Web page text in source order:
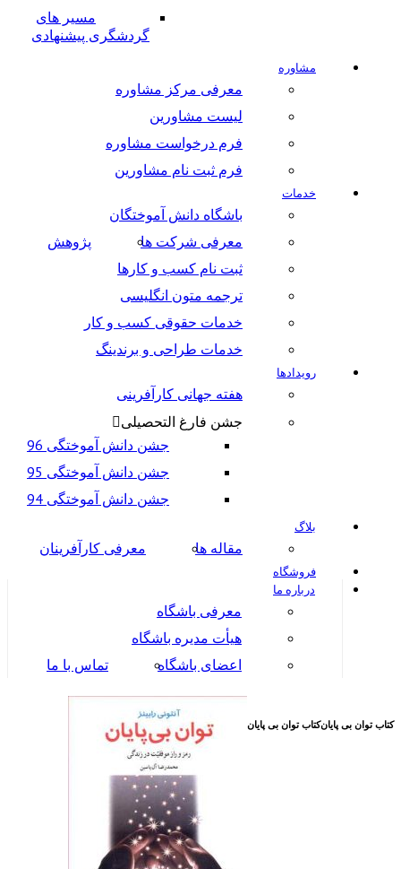
مسیر های
گردشگری پیشنهادی
مشاوره
معرفی مرکز مشاوره
لیست مشاورین
فرم درخواست مشاوره
فرم ثبت نام مشاورین
خدمات
باشگاه دانش آموختگان
معرفی شرکت ها
پژوهش
ثبت نام کسب و کارها
ترجمه متون انگلیسی
خدمات حقوقی کسب و کار
خدمات طراحی و برندینگ
رویدادها
هفته جهانی کارآفرینی
جشن فارغ التحصیلی
جشن دانش آموختگی 96
جشن دانش آموختگی 95
جشن دانش آموختگی 94
بلاگ
مقاله ها معرفی کارآفرینان
فروشگاه
درباره ما
معرفی باشگاه
هیأت مدیره باشگاه
اعضای باشگاه
تماس با ما
کتاب توان بی پایانکتاب توان بی پایان